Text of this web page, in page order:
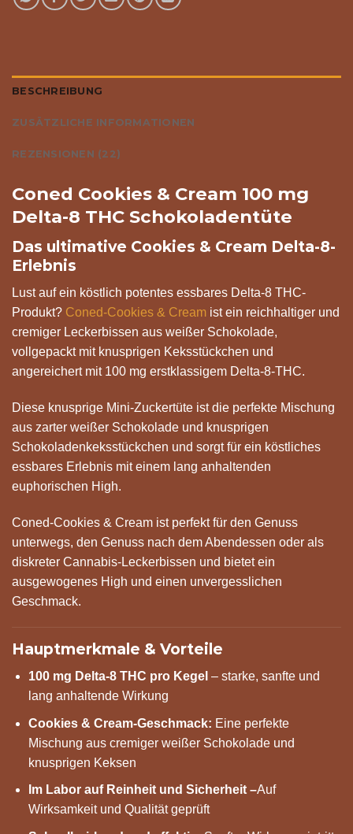
BESCHREIBUNG
ZUSÄTZLICHE INFORMATIONEN
REZENSIONEN (22)
Coned Cookies & Cream 100 mg
Delta-8 THC Schokoladentüte
Das ultimative Cookies & Cream Delta-8-
Erlebnis
Lust auf ein köstlich potentes essbares Delta-8 THC-
Produkt? Coned-Cookies & Cream ist ein reichhaltiger und
cremiger Leckerbissen aus weißer Schokolade,
vollgepackt mit knusprigen Keksstückchen und
angereichert mit 100 mg erstklassigem Delta-8-THC.
Diese knusprige Mini-Zuckertüte ist die perfekte Mischung
aus zarter weißer Schokolade und knusprigen
Schokoladenkeksstückchen und sorgt für ein köstliches
essbares Erlebnis mit einem lang anhaltenden
euphorischen High.
Coned-Cookies & Cream ist perfekt für den Genuss
unterwegs, den Genuss nach dem Abendessen oder als
diskreter Cannabis-Leckerbissen und bietet ein
ausgewogenes High und einen unvergesslichen
Geschmack.
Hauptmerkmale & Vorteile
100 mg Delta-8 THC pro Kegel – starke, sanfte und
lang anhaltende Wirkung
Cookies & Cream-Geschmack: Eine perfekte
Mischung aus cremiger weißer Schokolade und
knusprigen Keksen
Im Labor auf Reinheit und Sicherheit –Auf
Wirksamkeit und Qualität geprüft